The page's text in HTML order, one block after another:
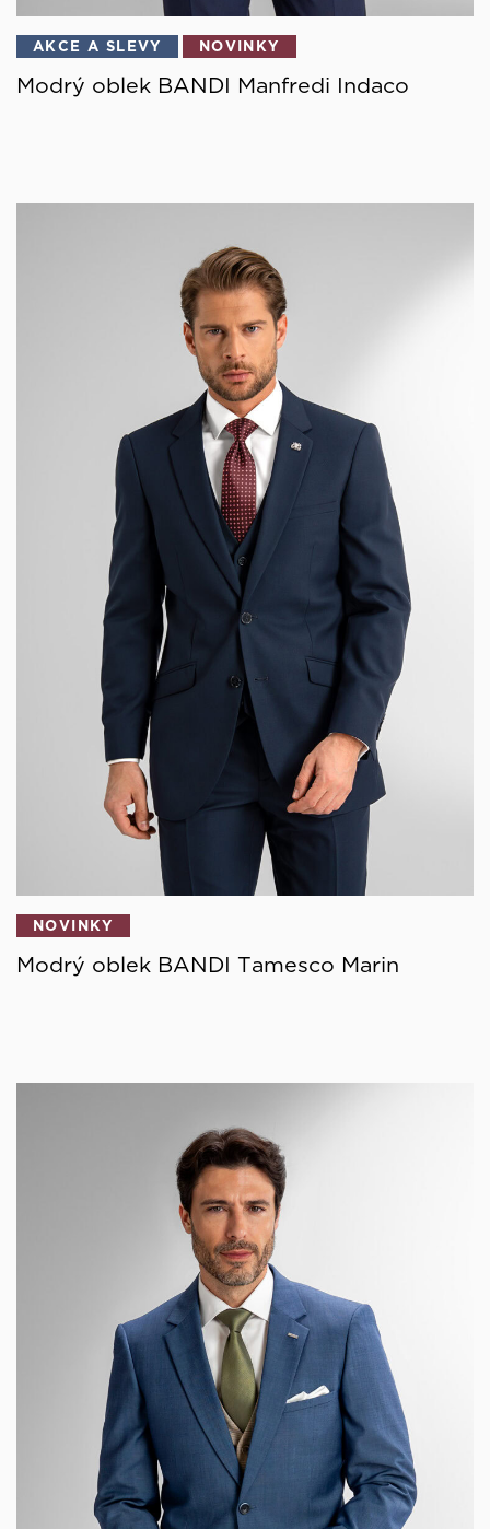
AKCE A SLEVY NOVINKY
Modrý oblek BANDI Manfredi Indaco
NOVINKY
Modrý oblek BANDI Tamesco Marin